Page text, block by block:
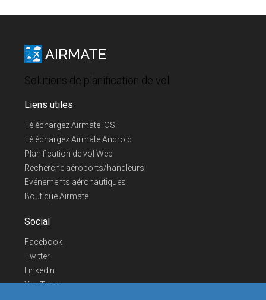
Solutions de planification de vol
Liens utiles
Téléchargez Airmate iOS
Téléchargez Airmate Android
Planification de vol Web
Recherche aéroports/handleurs
Evénements aéronautiques
Boutique Airmate
Social
Facebook
Twitter
Linkedin
YouTube